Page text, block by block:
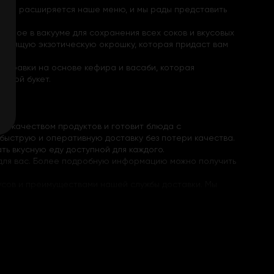
расширяется наше меню, и мы рады представить
в вакууме для сохранения всех соков и вкусовых
экзотическую окрошку, которая придаст вам
на основе кефира и васаби, которая
букет.
качеством продуктов и готовит блюда с
и оперативную доставку без потери качества.
вкусную еду доступной для каждого.
вас. Более подробную информацию можно получить